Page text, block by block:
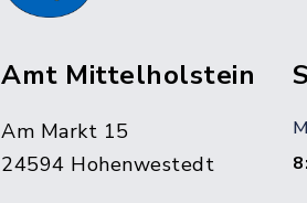
Amt Mittelholstein
Am Markt 15
24594 Hohenwestedt